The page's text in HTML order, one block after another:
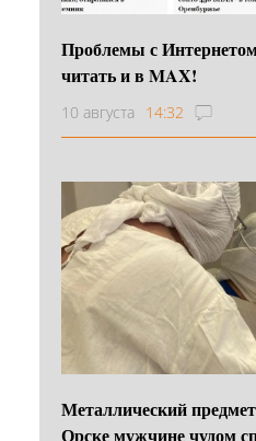
Проблемы с
читать и в MAX!
10 августа 14:32
Металлический
Орске мужчине чудом